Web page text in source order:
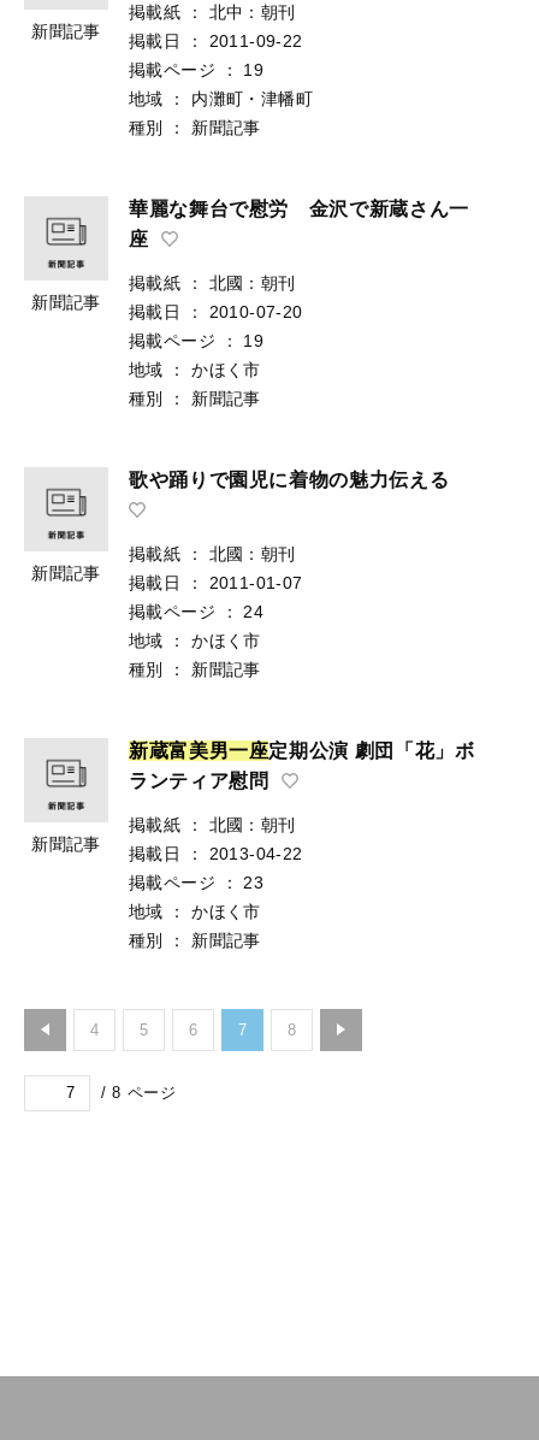
新聞記事
掲載紙 ：
北中：朝刊
掲載日
：
2011-09-22
掲載ページ
：
19
地域
：
内灘町・津幡町
種別
： 新聞記事
新聞記事
華麗な舞台で慰労 金沢で新蔵さん一
座
掲載紙 ：
北國：朝刊
掲載日
：
2010-07-20
掲載ページ
：
19
地域
：
かほく市
種別
： 新聞記事
新聞記事
歌や踊りで園児に着物の魅力伝える
掲載紙 ：
北國：朝刊
掲載日
：
2011-01-07
掲載ページ
：
24
地域
：
かほく市
種別
： 新聞記事
新聞記事
新蔵富美男一座定期公演 劇団「花」ボ
ランティア慰問
掲載紙 ：
北國：朝刊
掲載日
：
2013-04-22
掲載ページ
：
23
地域
：
かほく市
種別
： 新聞記事
4 5 6 7 8
/ 8 ページ